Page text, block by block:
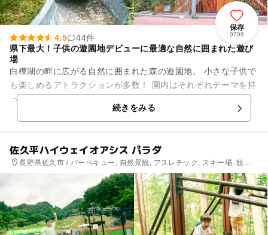
保存
9799
4.5
44件
県下最大！子供の遊園地デビューに最適な自然に囲まれた遊び
場
白樺湖の畔に広がる自然に囲まれた森の遊園地。 小さな子供で
も楽しめるアトラクションが多数！ 園内はそれぞれテーマを持
った以下のエリアに分かれており、白樺湖畔の自然を感じなが
続きをみる
佐久平ハイウェイオアシス パラダ
長野県佐久市 / バーベキュー, 自然景観, アスレチック, スキー場, 観光,
自然体験・アクティビティ